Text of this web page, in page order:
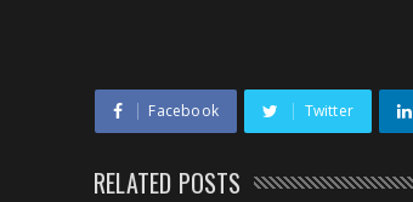
Facebook Twitter
RELATED POSTS